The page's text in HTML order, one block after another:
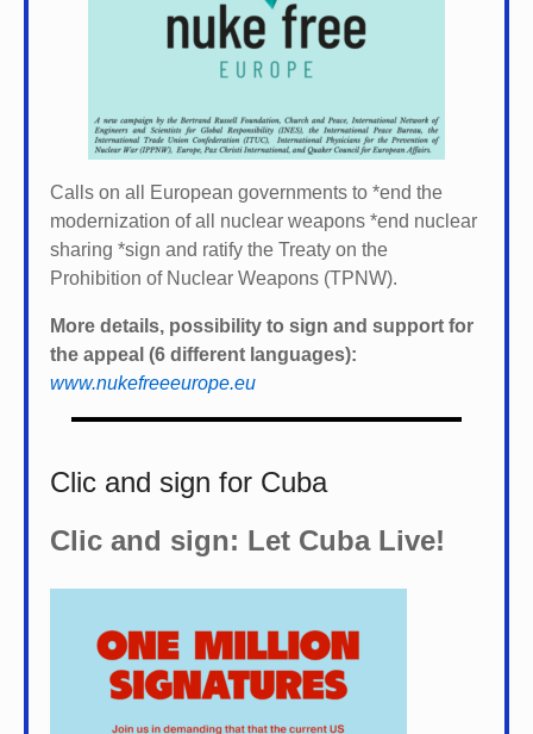
Calls on all European governments to *end the
modernization of all nuclear weapons *end nuclear
sharing *sign and ratify the Treaty on the
Prohibition of Nuclear Weapons (TPNW).
More details, possibility to sign and support for
the appeal (6 different languages):
www.nukefreeeurope.eu
Clic and sign for Cuba
Clic and sign: Let Cuba Live!